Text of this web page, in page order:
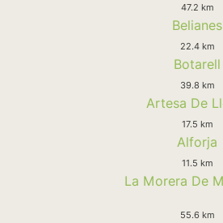
47.2 km
Belianes
22.4 km
Botarell
39.8 km
Artesa De
17.5 km
Alforja
11.5 km
La Morera De
55.6 km